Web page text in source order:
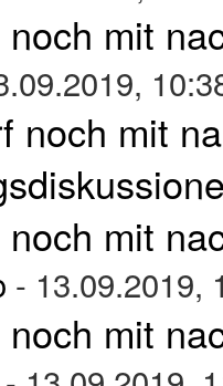
mit
noch mit
mit
- 13.09.2019,
mit